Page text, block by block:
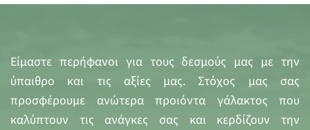
Είμαστε περήφανοι για τους δεσμούς μας με την
ύπαιθρο και τις αξίες μας. Στόχος μας σας
προσφέρουμε ανώτερα προιόντα γάλακτος που
καλύπτουν τις ανάγκες σας και κερδίζουν την